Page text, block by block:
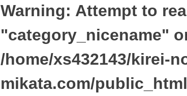
Warning: Attempt to
"category_nicename"
/home/xs432143/kirei-
mikata.com/